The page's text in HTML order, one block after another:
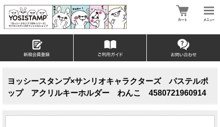
ヨッシースタンプ×サンリオキャラクターズ パステルポ
ップ アクリルキーホルダー わんこ 4580721960914